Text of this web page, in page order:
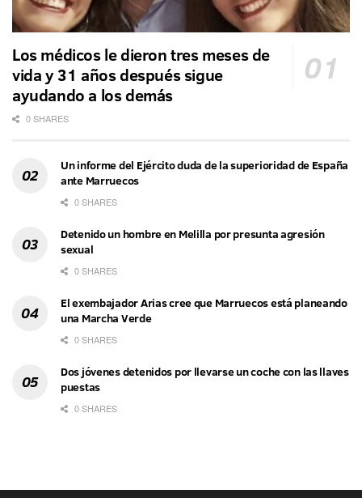
Los médicos le dieron tres meses de
vida y 31 años después sigue
ayudando a los demás
0 SHARES
Un informe del Ejército duda de la superioridad de España
ante Marruecos
0 SHARES
Detenido un hombre en Melilla por presunta agresión
sexual
0 SHARES
El exembajador Arias cree que Marruecos está planeando
una Marcha Verde
0 SHARES
Dos jóvenes detenidos por llevarse un coche con las llaves
puestas
0 SHARES